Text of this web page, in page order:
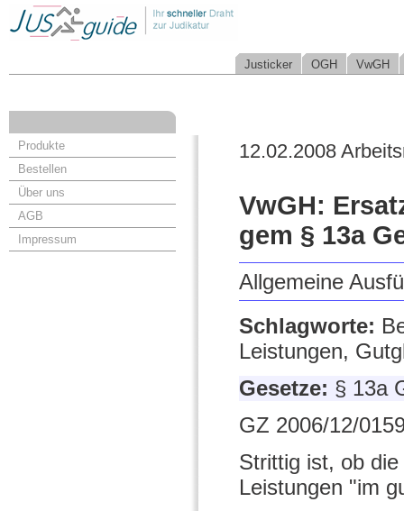
Justicker OGH VwGH
Produkte
Bestellen
Über uns
AGB
Impressum
12.02.2008
VwGH:
gem § 13a
Allgemeine
Schlagworte:
Leistungen,
Gesetze: § 13a
GZ 2006/12/
Strittig ist, ob
Leistungen "im